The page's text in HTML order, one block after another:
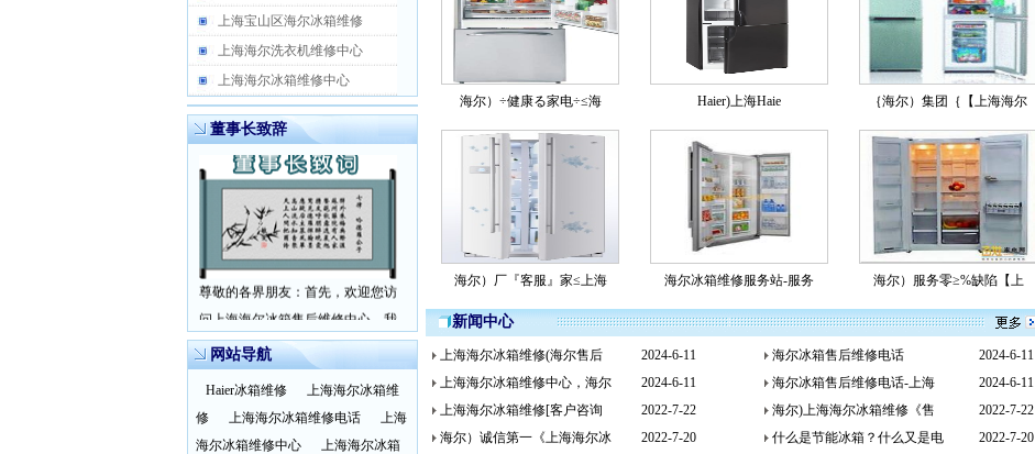
上海宝山区海尔冰箱维修
上海海尔洗衣机维修中心
上海海尔冰箱维修中心
董事长致辞
尊敬的各界朋友：首先，欢迎您访
仅代表公司全体员 更多
网站导航
Haier冰箱维修
上海海尔冰箱维
修
上海海尔冰箱维修电话
上海
海尔冰箱维修中心
上海海尔冰箱
海尔）÷健康る家电÷≤海 Haier)上海Haie ｛海尔）集团｛【上海海尔
海尔）厂『客服』家≤上海 海尔冰箱维修服务站-服务 海尔）服务零≥%缺陷【上
新闻中心
上海海尔冰箱维修(海尔售后 2024-6-11 海尔冰箱售后维修电话
2024-6-11
上海海尔冰箱维修中心，海尔
2024-6-11 海尔冰箱售后维修电话-上海
2024-6-11
上海海尔冰箱维修[客户咨询
2022-7-22 海尔)上海海尔冰箱维修《售
2022-7-22
海尔）诚信第一《上海海尔冰
2022-7-20 什么是节能冰箱？什么又是电 2022-7-20